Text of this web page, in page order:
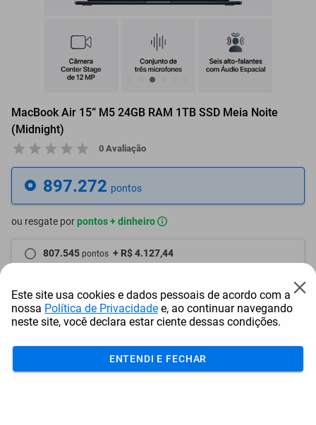
MacBook Air 15” M5 24GB RAM 1TB SSD Meia Noite
(Midnight)
0 Avaliação
897.272 pontos
ou resgate porpontos + dinheiro
807.545 pontos + R$ 4.127,44
717.818 pontos + R$ 8.254,88
Frete e Prazo
Calcular frete
Este site usa cookies e dados pessoais de acordo com a
nossa Política de Privacidade e, ao continuar navegando
neste site, você declara estar ciente dessas condições.
ENTENDI E FECHAR